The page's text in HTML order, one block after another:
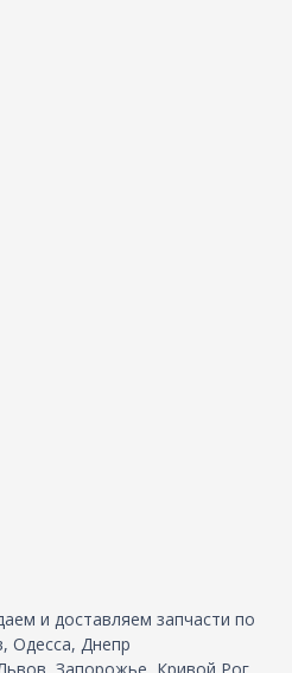
и доставляем запчасти по
Одесса, Днепр